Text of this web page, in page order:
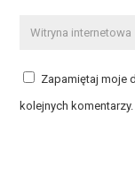
Zapamiętaj moje
kolejnych komentarzy.